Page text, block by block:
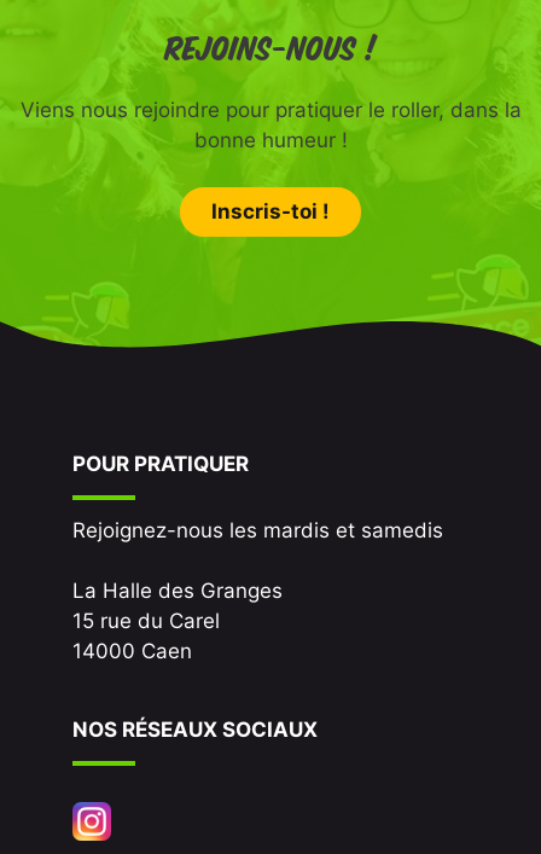
Rejoins-nous !
Viens nous rejoindre pour pratiquer le roller, dans la
bonne humeur !
Inscris-toi !
POUR PRATIQUER
Rejoignez-nous les mardis et samedis
La Halle des Granges
15 rue du Carel
14000 Caen
NOS RÉSEAUX SOCIAUX